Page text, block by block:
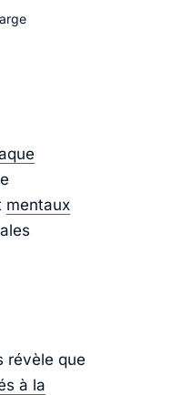
mentaux
révèle que
à la